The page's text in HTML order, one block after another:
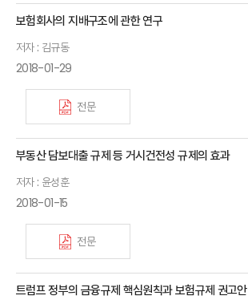
보험회사의 지배구조에 관한 연구
저자 : 김규동
2018-01-29
전문
부동산 담보대출 규제 등 거시건전성 규제의 효과
저자 : 윤성훈
2018-01-15
전문
트럼프 정부의 금융규제 핵심원칙과 보험규제 권고안